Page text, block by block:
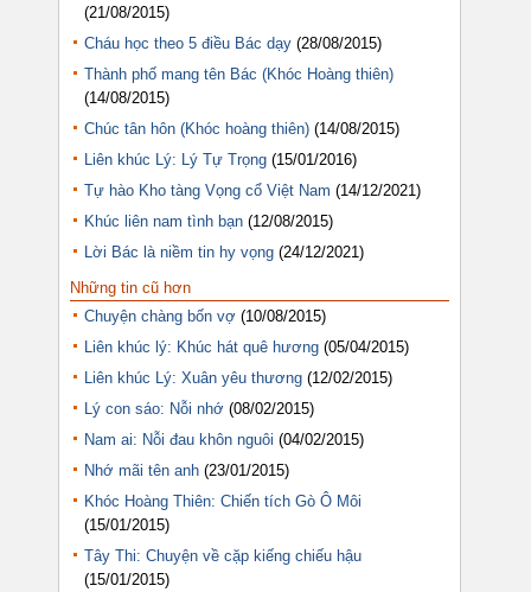
(21/08/2015)
Cháu học theo 5 điều Bác dạy (28/08/2015)
Thành phố mang tên Bác (Khóc Hoàng thiên)
(14/08/2015)
Chúc tân hôn (Khóc hoàng thiên) (14/08/2015)
Liên khúc Lý: Lý Tự Trọng (15/01/2016)
Tự hào Kho tàng Vọng cổ Việt Nam (14/12/2021)
Khúc liên nam tình bạn (12/08/2015)
Lời Bác là niềm tin hy vọng (24/12/2021)
Những tin cũ hơn
Chuyện chàng bốn vợ (10/08/2015)
Liên khúc lý: Khúc hát quê hương (05/04/2015)
Liên khúc Lý: Xuân yêu thương (12/02/2015)
Lý con sáo: Nỗi nhớ (08/02/2015)
Nam ai: Nỗi đau khôn nguôi (04/02/2015)
Nhớ mãi tên anh (23/01/2015)
Khóc Hoàng Thiên: Chiến tích Gò Ô Môi
(15/01/2015)
Tây Thi: Chuyện về cặp kiếng chiếu hậu
(15/01/2015)